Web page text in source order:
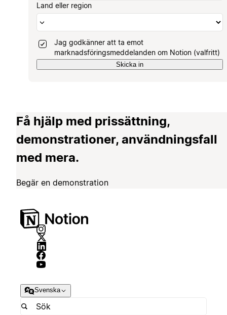
Land eller region
Jag godkänner att ta emot
marknadsföringsmeddelanden om Notion (valfritt)
Skicka in
Få hjälp med prissättning,
demonstrationer, användningsfall
med mera.
Begär en demonstration
Svenska